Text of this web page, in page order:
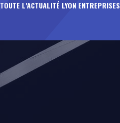
TOUTE L’ACTUALITÉ LYON ENTREPRISES